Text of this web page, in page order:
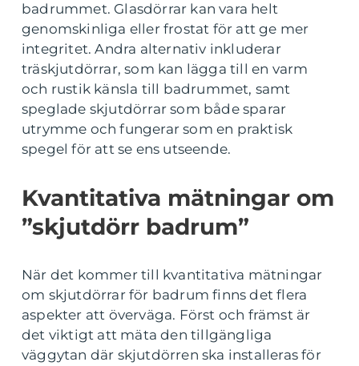
badrummet. Glasdörrar kan vara helt
genomskinliga eller frostat för att ge mer
integritet. Andra alternativ inkluderar
träskjutdörrar, som kan lägga till en varm
och rustik känsla till badrummet, samt
speglade skjutdörrar som både sparar
utrymme och fungerar som en praktisk
spegel för att se ens utseende.
Kvantitativa mätningar om
”skjutdörr badrum”
När det kommer till kvantitativa mätningar
om skjutdörrar för badrum finns det flera
aspekter att överväga. Först och främst är
det viktigt att mäta den tillgängliga
väggytan där skjutdörren ska installeras för